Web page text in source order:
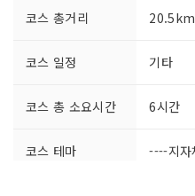
코스 총거리
코스 일정 기타
코스 총 소요시간 6시간
코스 테마
----지